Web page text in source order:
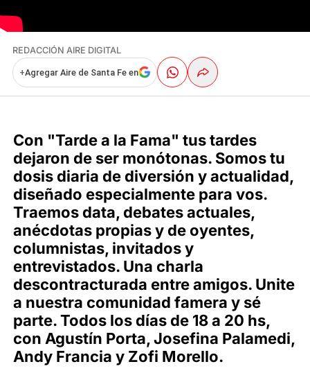
REDACCIÓN AIRE DIGITAL
+Agregar Aire de Santa Fe en
Con "Tarde a la Fama" tus tardes
dejaron de ser monótonas. Somos tu
dosis diaria de diversión y actualidad,
diseñado especialmente para vos.
Traemos data, debates actuales,
anécdotas propias y de oyentes,
columnistas, invitados y
entrevistados. Una charla
descontracturada entre amigos. Unite
a nuestra comunidad famera y sé
parte. Todos los días de 18 a 20 hs,
con Agustín Porta, Josefina Palamedi,
Andy Francia y Zofi Morello.